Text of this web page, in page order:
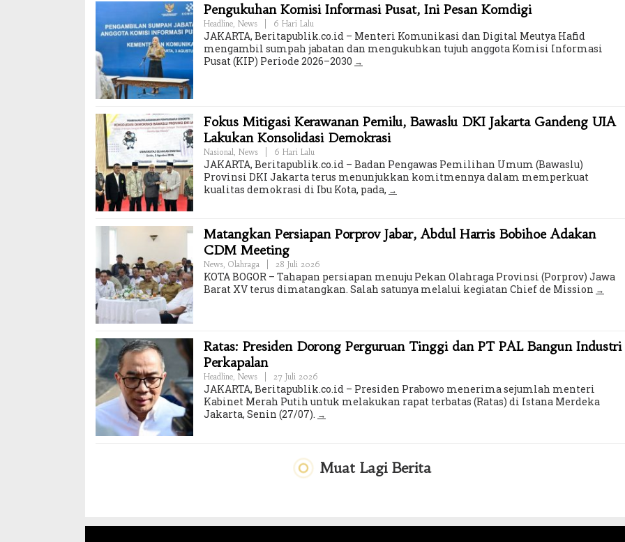
Pengukuhan Komisi Informasi Pusat, Ini Pesan Komdigi
Headline, News 6 Hari Lalu
JAKARTA, Beritapublik.co.id – Menteri Komunikasi dan Digital Meutya Hafid
mengambil sumpah jabatan dan mengukuhkan tujuh anggota Komisi Informasi
Pusat (KIP) Periode 2026–2030
Fokus Mitigasi Kerawanan Pemilu, Bawaslu DKI Jakarta Gandeng UIA
Lakukan Konsolidasi Demokrasi
Nasional, News 6 Hari Lalu
JAKARTA, Beritapublik.co.id – Badan Pengawas Pemilihan Umum (Bawaslu)
Provinsi DKI Jakarta terus menunjukkan komitmennya dalam memperkuat
kualitas demokrasi di Ibu Kota, pada,
Matangkan Persiapan Porprov Jabar, Abdul Harris Bobihoe Adakan
CDM Meeting
News, Olahraga 28 Juli 2026
KOTA BOGOR – Tahapan persiapan menuju Pekan Olahraga Provinsi (Porprov) Jawa
Barat XV terus dimatangkan. Salah satunya melalui kegiatan Chief de Mission
Ratas: Presiden Dorong Perguruan Tinggi dan PT PAL Bangun Industri
Perkapalan
Headline, News 27 Juli 2026
JAKARTA, Beritapublik.co.id – Presiden Prabowo menerima sejumlah menteri
Kabinet Merah Putih untuk melakukan rapat terbatas (Ratas) di Istana Merdeka
Jakarta, Senin (27/07).
Muat Lagi Berita